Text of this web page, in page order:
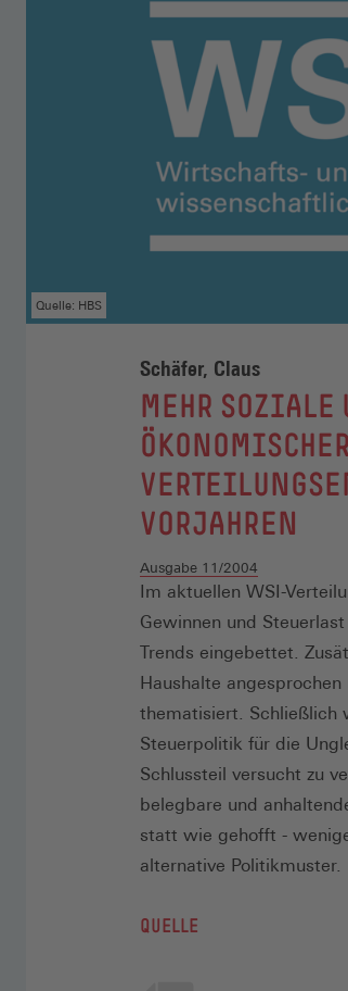
Quelle: HBS
Schäfer, Claus
:
MEHR
VORJAHREN
Ausgabe 11/2004
Im aktuellen WSI-
Gewinnen und
Trends eingebettet.
Haushalte
thematisiert. Schließlich
Steuerpolitik für die
Schlussteil versucht zu
belegbare und
statt wie gehofft -
alternative Politikmuster.
QUELLE